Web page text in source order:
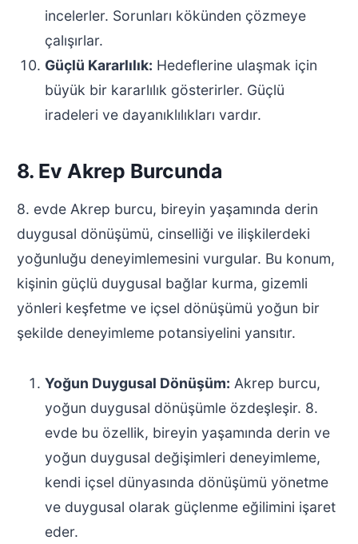
incelerler. Sorunları kökünden çözmeye
çalışırlar.
Güçlü Kararlılık: Hedeflerine ulaşmak için
büyük bir kararlılık gösterirler. Güçlü
iradeleri ve dayanıklılıkları vardır.
8. Ev Akrep Burcunda
8. evde Akrep burcu, bireyin yaşamında derin
duygusal dönüşümü, cinselliği ve ilişkilerdeki
yoğunluğu deneyimlemesini vurgular. Bu konum,
kişinin güçlü duygusal bağlar kurma, gizemli
yönleri keşfetme ve içsel dönüşümü yoğun bir
şekilde deneyimleme potansiyelini yansıtır.
Yoğun Duygusal Dönüşüm: Akrep burcu,
yoğun duygusal dönüşümle özdeşleşir. 8.
evde bu özellik, bireyin yaşamında derin ve
yoğun duygusal değişimleri deneyimleme,
kendi içsel dünyasında dönüşümü yönetme
ve duygusal olarak güçlenme eğilimini işaret
eder.